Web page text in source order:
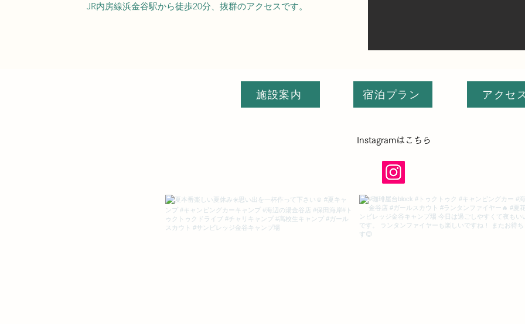
JR内房線浜金谷駅から徒歩20分、 抜群のアクセスです。
施設案内 宿泊プラン アクセ
​Instagramはこちら